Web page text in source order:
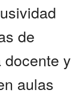
de
y
aulas